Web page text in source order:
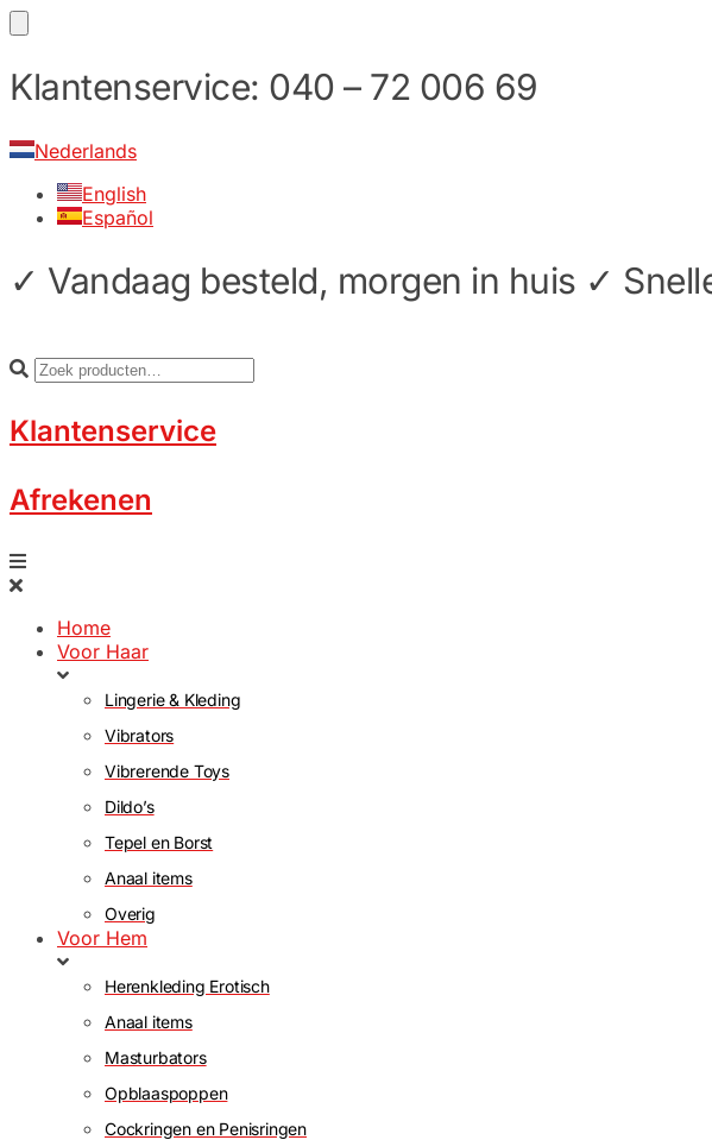
Skip
to
Skip
to
Klantenservice: 040 – 72 006 69
Nederlands
English
Español
✓ Vandaag besteld, morgen in huis ✓
Klantenservice
Afrekenen
Home
Voor Haar
Lingerie & Kleding
Vibrators
Vibrerende Toys
Dildo’s
Tepel en Borst
Anaal items
Overig
Voor Hem
Herenkleding Erotisch
Anaal items
Masturbators
Opblaaspoppen
Cockringen en Penisringen